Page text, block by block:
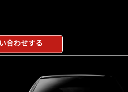
合わせする